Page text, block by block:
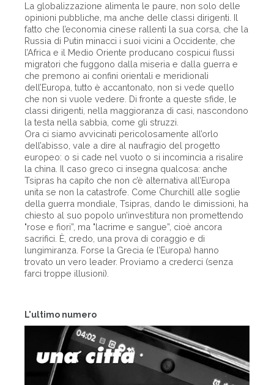
L'ultimo numero
La globalizzazione alimenta le paure, non solo delle
opinioni pubbliche, ma anche delle classi dirigenti. Il
fatto che l’economia cinese rallenti la sua corsa, che la
Russia di Putin minacci i suoi vicini a Occidente, che
l’Africa e il Medio Oriente producano cospicui flussi
migratori che fuggono dalla miseria e dalla guerra e
che premono ai confini orientali e meridionali
dell’Europa, tutto è accantonato, non si vede quello
che non si vuole vedere. Di fronte a queste sfide, le
classi dirigenti, nella maggioranza di casi, nascondono
la testa nella sabbia, come gli struzzi.
Ora ci siamo avvicinati pericolosamente all’orlo
dell’abisso, vale a dire al naufragio del progetto
europeo: o si cade nel vuoto o si incomincia a risalire
la china. Il caso greco ci insegna qualcosa: anche
Tsipras ha capito che non c’è alternativa all’Europa
unita se non la catastrofe. Come Churchill alle soglie
della guerra mondiale, Tsipras, dando le dimissioni, ha
chiesto al suo popolo un’investitura non promettendo
"rose e fiori”, ma "lacrime e sangue”, cioè ancora
sacrifici. È, credo, una prova di coraggio e di
lungimiranza. Forse la Grecia (e l’Europa) hanno
trovato un vero leader. Proviamo a crederci (senza
farci troppe illusioni).